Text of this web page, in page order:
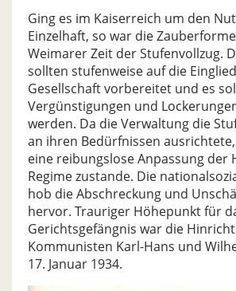
Ging es im Kaiserreich um den
Einzelhaft, so war die
Weimarer Zeit der Stufenvollzug.
sollten stufenweise auf die
Gesellschaft vorbereitet und es
Vergünstigungen und
werden. Da die Verwaltung die
an ihren Bedürfnissen
eine reibungslose Anpassung der
Regime zustande. Die
hob die Abschreckung und
hervor. Trauriger Höhepunkt für
Gerichtsgefängnis war die
Kommunisten Karl-Hans und
17. Januar 1934.